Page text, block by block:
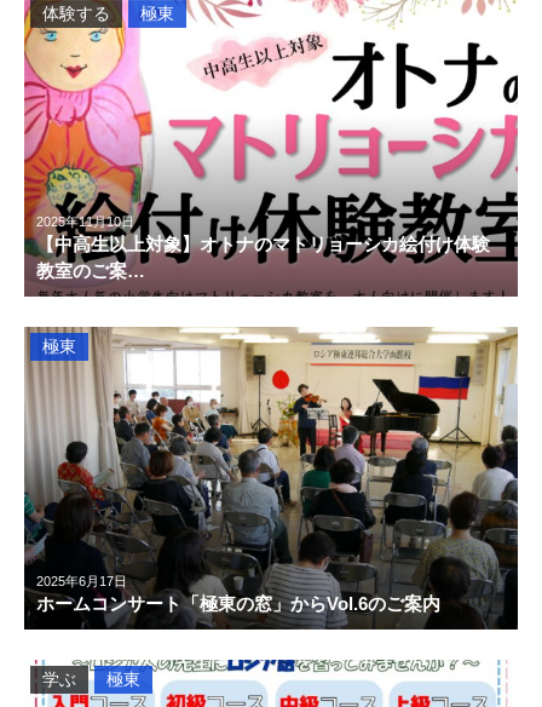
2025年11月10日
【中高生以上対象】オトナのマトリョーシカ絵付け体験
教室のご案…
体験する 極東
2025年6月17日
ホームコンサート「極東の窓」からVol.6のご案内
極東
学ぶ 極東